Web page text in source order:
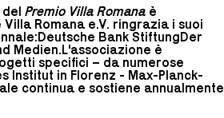
Premio Villa Romanaè
Villa Romana e.V. ringrazia i suoi
Bank StiftungDer
Medien.L'associazione è
specifici – da numerose
Institut in Florenz - Max-Planck-
continua e sostiene annualmente